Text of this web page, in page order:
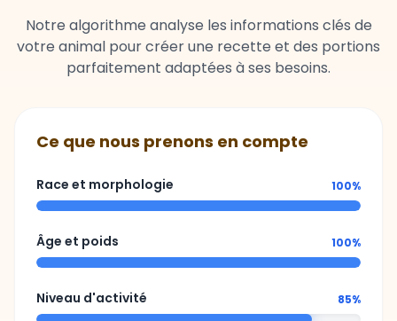
Notre algorithme analyse les informations clés de
votre animal pour créer une recette et des portions
parfaitement adaptées à ses besoins.
Ce que nous prenons en compte
Race et morphologie 100%
Âge et poids 100%
Niveau d'activité 85%